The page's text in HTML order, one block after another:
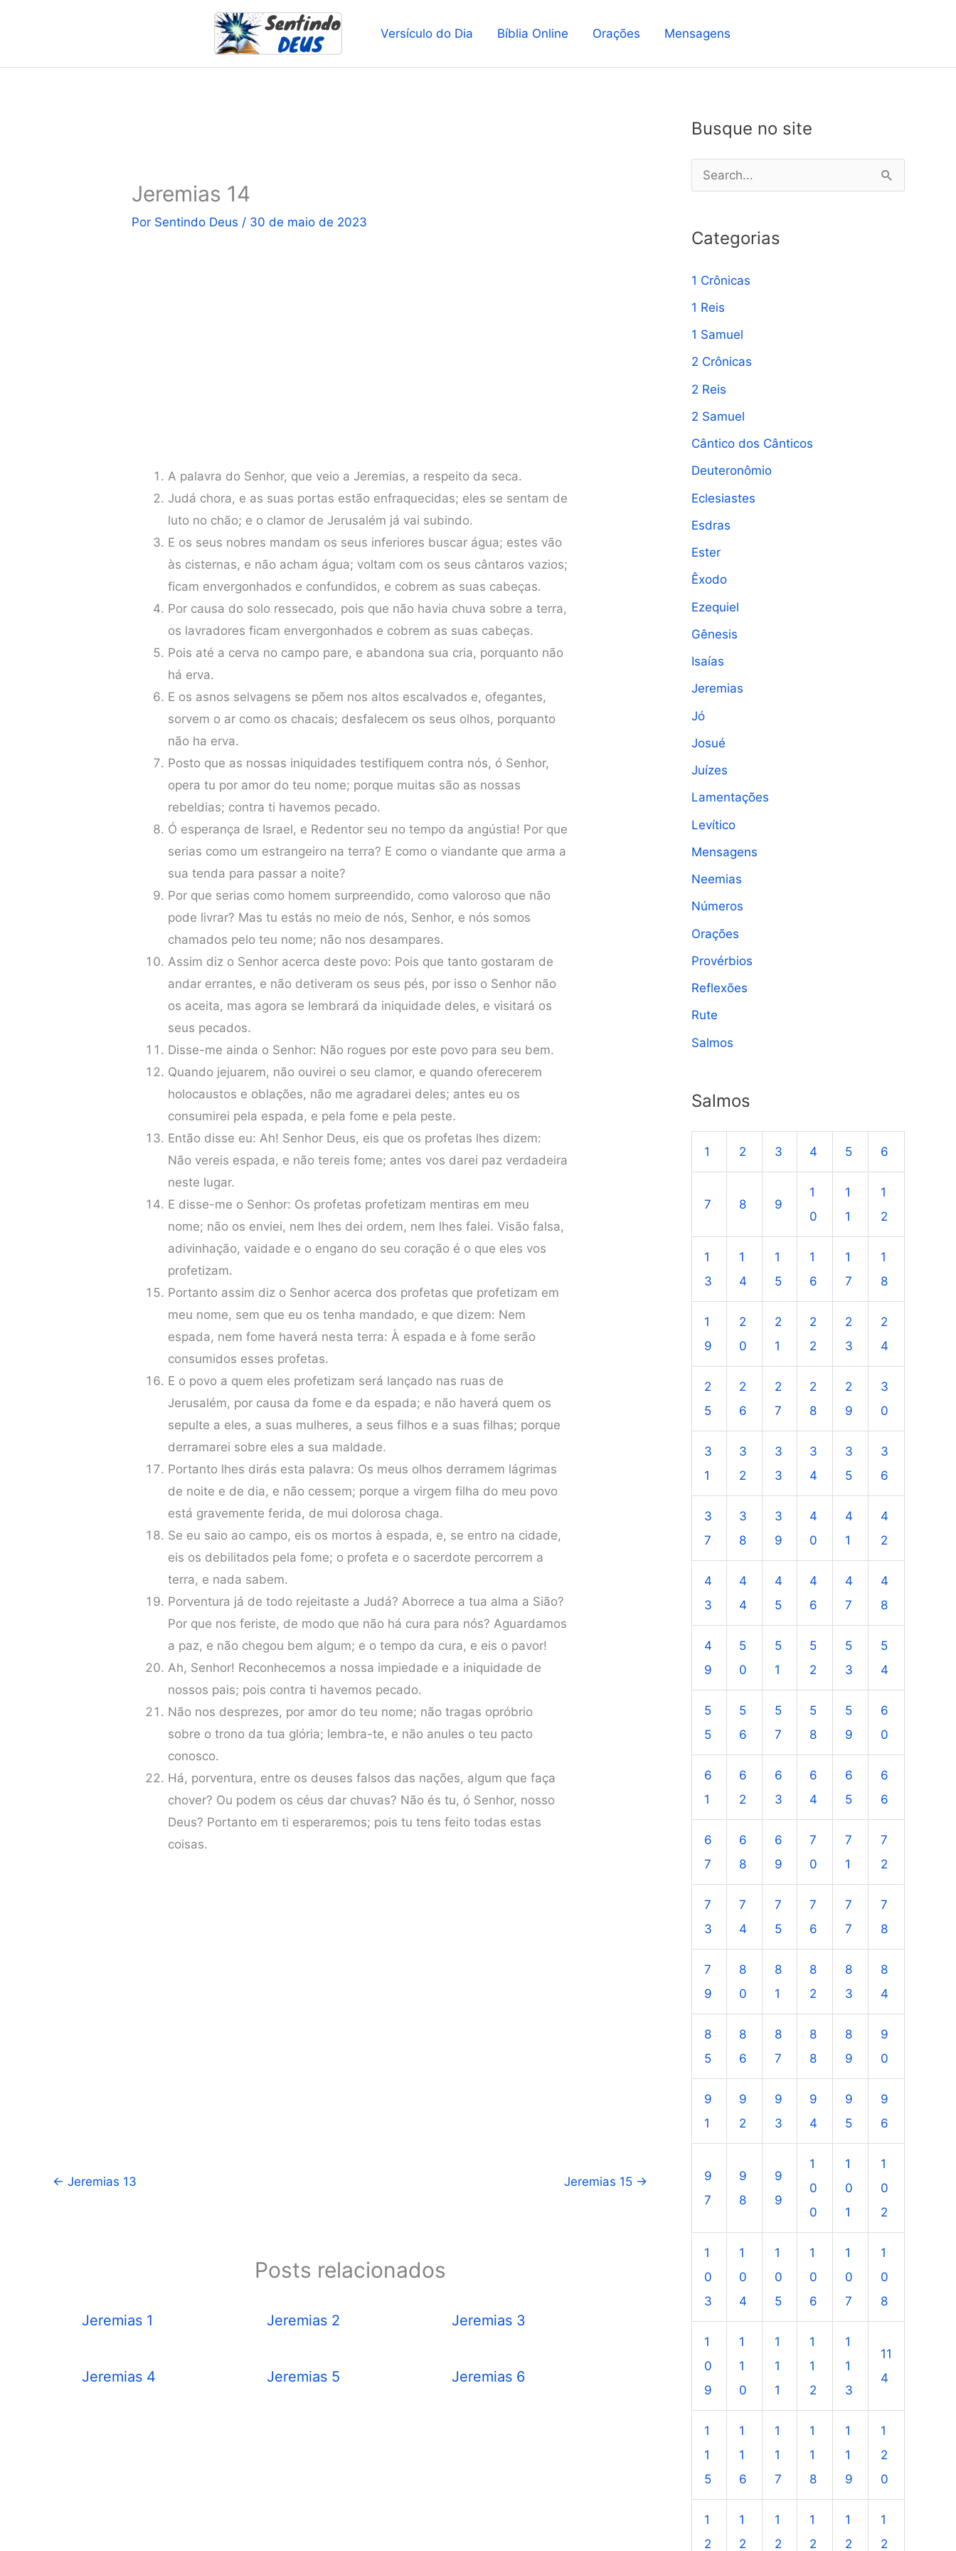
Versículo do Dia Bíblia Online Orações Mensagens
Jeremias 14
Por Sentindo Deus / 30 de maio de 2023
A palavra do Senhor, que veio a Jeremias, a respeito da seca.
Judá chora, e as suas portas estão enfraquecidas; eles se sentam de
luto no chão; e o clamor de Jerusalém já vai subindo.
E os seus nobres mandam os seus inferiores buscar água; estes vão
às cisternas, e não acham água; voltam com os seus cântaros vazios;
ficam envergonhados e confundidos, e cobrem as suas cabeças.
Por causa do solo ressecado, pois que não havia chuva sobre a terra,
os lavradores ficam envergonhados e cobrem as suas cabeças.
Pois até a cerva no campo pare, e abandona sua cria, porquanto não
há erva.
E os asnos selvagens se põem nos altos escalvados e, ofegantes,
sorvem o ar como os chacais; desfalecem os seus olhos, porquanto
não ha erva.
Posto que as nossas iniquidades testifiquem contra nós, ó Senhor,
opera tu por amor do teu nome; porque muitas são as nossas
rebeldias; contra ti havemos pecado.
Ó esperança de Israel, e Redentor seu no tempo da angústia! Por que
serias como um estrangeiro na terra? E como o viandante que arma a
sua tenda para passar a noite?
Por que serias como homem surpreendido, como valoroso que não
pode livrar? Mas tu estás no meio de nós, Senhor, e nós somos
chamados pelo teu nome; não nos desampares.
Assim diz o Senhor acerca deste povo: Pois que tanto gostaram de
andar errantes, e não detiveram os seus pés, por isso o Senhor não
os aceita, mas agora se lembrará da iniquidade deles, e visitará os
seus pecados.
Disse-me ainda o Senhor: Não rogues por este povo para seu bem.
Quando jejuarem, não ouvirei o seu clamor, e quando oferecerem
holocaustos e oblações, não me agradarei deles; antes eu os
consumirei pela espada, e pela fome e pela peste.
Então disse eu: Ah! Senhor Deus, eis que os profetas lhes dizem:
Não vereis espada, e não tereis fome; antes vos darei paz verdadeira
neste lugar.
E disse-me o Senhor: Os profetas profetizam mentiras em meu
nome; não os enviei, nem lhes dei ordem, nem lhes falei. Visão falsa,
adivinhação, vaidade e o engano do seu coração é o que eles vos
profetizam.
Portanto assim diz o Senhor acerca dos profetas que profetizam em
meu nome, sem que eu os tenha mandado, e que dizem: Nem
espada, nem fome haverá nesta terra: À espada e à fome serão
consumidos esses profetas.
E o povo a quem eles profetizam será lançado nas ruas de
Jerusalém, por causa da fome e da espada; e não haverá quem os
sepulte a eles, a suas mulheres, a seus filhos e a suas filhas; porque
derramarei sobre eles a sua maldade.
Portanto lhes dirás esta palavra: Os meus olhos derramem lágrimas
de noite e de dia, e não cessem; porque a virgem filha do meu povo
está gravemente ferida, de mui dolorosa chaga.
Se eu saio ao campo, eis os mortos à espada, e, se entro na cidade,
eis os debilitados pela fome; o profeta e o sacerdote percorrem a
terra, e nada sabem.
Porventura já de todo rejeitaste a Judá? Aborrece a tua alma a Sião?
Por que nos feriste, de modo que não há cura para nós? Aguardamos
a paz, e não chegou bem algum; e o tempo da cura, e eis o pavor!
Ah, Senhor! Reconhecemos a nossa impiedade e a iniquidade de
nossos pais; pois contra ti havemos pecado.
Não nos desprezes, por amor do teu nome; não tragas opróbrio
sobre o trono da tua glória; lembra-te, e não anules o teu pacto
conosco.
Há, porventura, entre os deuses falsos das nações, algum que faça
chover? Ou podem os céus dar chuvas? Não és tu, ó Senhor, nosso
Deus? Portanto em ti esperaremos; pois tu tens feito todas estas
coisas.
← Jeremias 13 Jeremias 15 →
Posts relacionados
Jeremias 1 Jeremias 2 Jeremias 3
Jeremias 4 Jeremias 5 Jeremias 6
Busque no site
e
q
s
a
r
p
o
r
Categorias
1 Crônicas
1 Reis
1 Samuel
2 Crônicas
2 Reis
2 Samuel
Cântico dos Cânticos
Deuteronômio
Eclesiastes
Esdras
Ester
Êxodo
Ezequiel
Gênesis
Isaías
Jeremias
Jó
Josué
Juízes
Lamentações
Levítico
Mensagens
Neemias
Números
Orações
Provérbios
Reflexões
Rute
Salmos
Salmos
1 2 3 4 5 6
7 8 9
1
0
1
1
1
2
1
3
1
4
1
5
1
6
1
7
1
8
1
9
2
0
2
1
2
2
2
3
2
4
2
5
2
6
2
7
2
8
2
9
3
0
3
1
3
2
3
3
3
4
3
5
3
6
3
7
3
8
3
9
4
0
4
1
4
2
4
3
4
4
4
5
4
6
4
7
4
8
4
9
5
0
5
1
5
2
5
3
5
4
5
5
5
6
5
7
5
8
5
9
6
0
6
1
6
2
6
3
6
4
6
5
6
6
6
7
6
8
6
9
7
0
7
1
7
2
7
3
7
4
7
5
7
6
7
7
7
8
7
9
8
0
8
1
8
2
8
3
8
4
8
5
8
6
8
7
8
8
8
9
9
0
9
1
9
2
9
3
9
4
9
5
9
6
9
7
9
8
9
9
1
0
0
1
0
1
1
0
2
1
0
3
1
0
4
1
0
5
1
0
6
1
0
7
1
0
8
1
0
9
1
1
0
1
1
1
1
1
2
1
1
3
11
4
1
1
5
1
1
6
1
1
7
1
1
8
1
1
9
1
2
0
1
2
1
2
1
2
1
2
1
2
1
2